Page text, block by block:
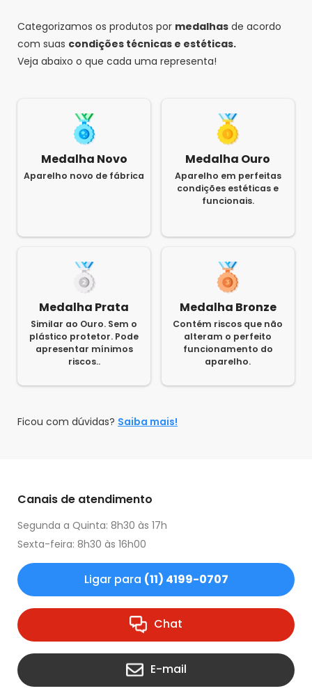
Categorizamos os produtos por medalhas de acordo
com suas condições técnicas e estéticas.
Veja abaixo o que cada uma representa!
Medalha Novo
Aparelho novo de fábrica
Medalha Ouro
Aparelho em perfeitas
condições estéticas e
funcionais.
Medalha Prata
Similar ao Ouro. Sem o
plástico protetor. Pode
apresentar mínimos
riscos..
Medalha Bronze
Contém riscos que não
alteram o perfeito
funcionamento do
aparelho.
Ficou com dúvidas? Saiba mais!
Canais de atendimento
Segunda a Quinta: 8h30 às 17h
Sexta-feira: 8h30 às 16h00
Ligar para (11) 4199-0707
Chat
E-mail